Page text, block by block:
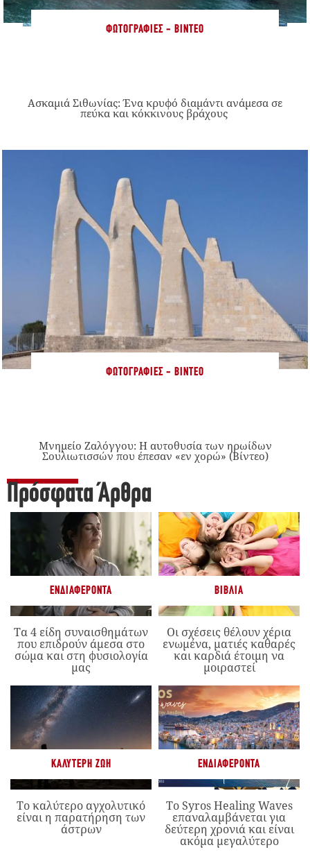
ΦΩΤΟΓΡΑΦΊΕΣ - ΒΊΝΤΕΟ
Ασκαμιά Σιθωνίας: Ένα κρυφό διαμάντι ανάμεσα σε
πεύκα και κόκκινους βράχους
ΦΩΤΟΓΡΑΦΊΕΣ - ΒΊΝΤΕΟ
Μνημείο Ζαλόγγου: Η αυτοθυσία των ηρωίδων
Σουλιωτισσών που έπεσαν «εν χορώ» (Βίντεο)
Πρόσφατα Άρθρα
ΕΝΔΙΑΦΈΡΟΝΤΑ
Τα 4 είδη συναισθημάτων
που επιδρούν άμεσα στο
σώμα και στη φυσιολογία
μας
ΒΙΒΛΊΑ
Οι σχέσεις θέλουν χέρια
ενωμένα, ματιές καθαρές
και καρδιά έτοιμη να
μοιραστεί
ΚΑΛΎΤΕΡΗ ΖΩΉ
Το καλύτερο αγχολυτικό
είναι η παρατήρηση των
άστρων
ΕΝΔΙΑΦΈΡΟΝΤΑ
Το Syros Healing Waves
επαναλαμβάνεται για
δεύτερη χρονιά και είναι
ακόμα μεγαλύτερο